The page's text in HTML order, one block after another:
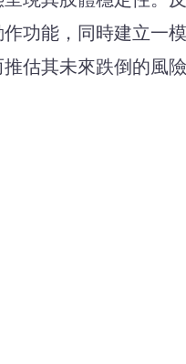
功能，同時建立一
估其未來跌倒的風險